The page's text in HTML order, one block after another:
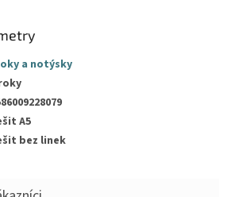
a notýsky
A5
bez linek